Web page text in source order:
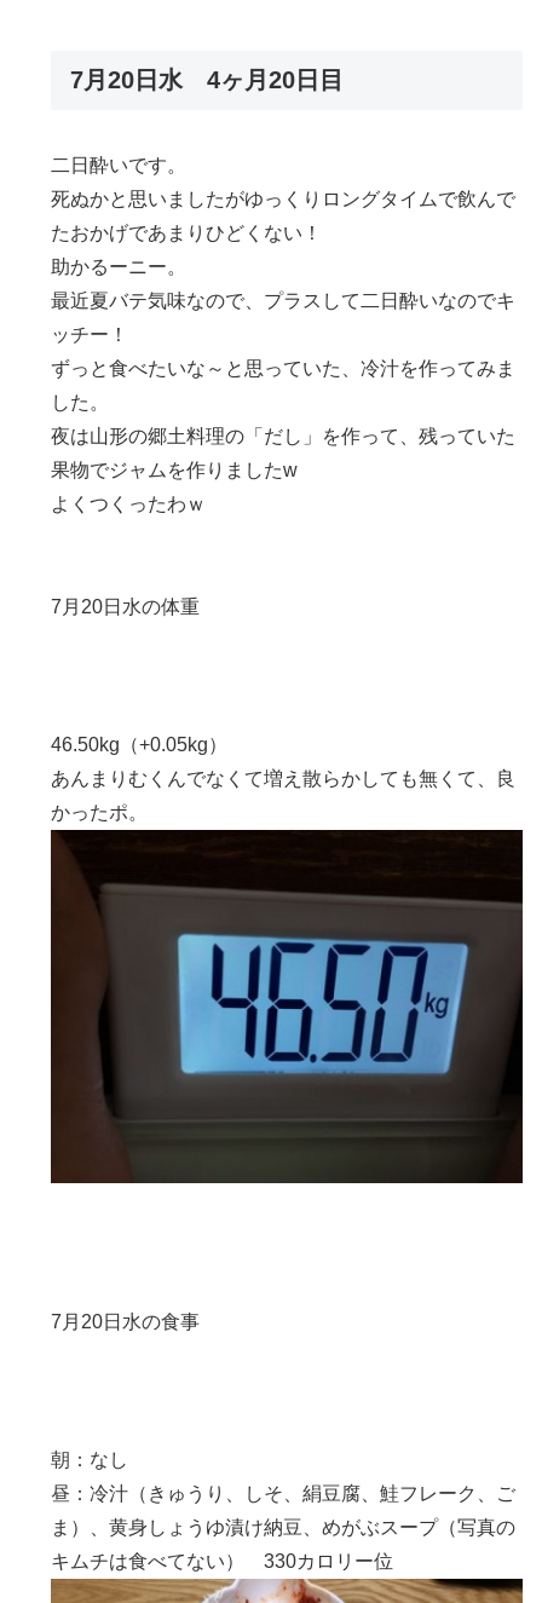
7月20日水 4ヶ月20日目
二日酔いです。
死ぬかと思いましたがゆっくりロングタイムで飲んで
たおかげであまりひどくない！
助かるーニー。
最近夏バテ気味なので、プラスして二日酔いなのでキ
ッチー！
ずっと食べたいな～と思っていた、冷汁を作ってみま
した。
夜は山形の郷土料理の「だし」を作って、残っていた
果物でジャムを作りましたw
よくつくったわｗ
7月20日水の体重
46.50kg（+0.05kg）
あんまりむくんでなくて増え散らかしても無くて、良
かったポ。
7月20日水の食事
朝：なし
昼：冷汁（きゅうり、しそ、絹豆腐、鮭フレーク、ご
ま）、黄身しょうゆ漬け納豆、めがぶスープ（写真の
キムチは食べてない） 330カロリー位